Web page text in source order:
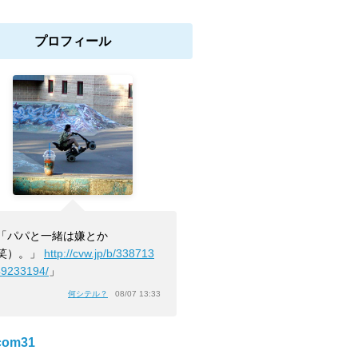
プロフィール
パパと一緒は嫌とか
）。」 http://cvw.jp/b/338713
」
何シテル？ 08/07 13:33